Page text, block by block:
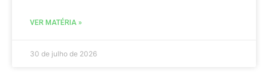
VER MATÉRIA »
30 de julho de 2026